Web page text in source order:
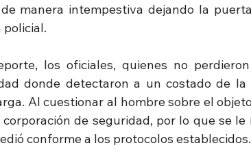
manera intempestiva dejando la
los oficiales, quienes no
donde detectaron a un costado de
Al cuestionar al hombre sobre el
de seguridad, por lo que se
conforme a los protocolos establecidos.